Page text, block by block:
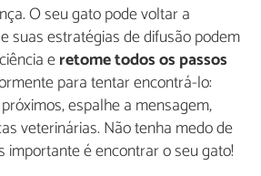
O seu gato pode voltar a
suas estratégias de difusão podem
eretome todos os passos
para tentar encontrá-lo:
espalhe a mensagem,
veterinárias. Não tenha medo de
importante é encontrar o seu gato!